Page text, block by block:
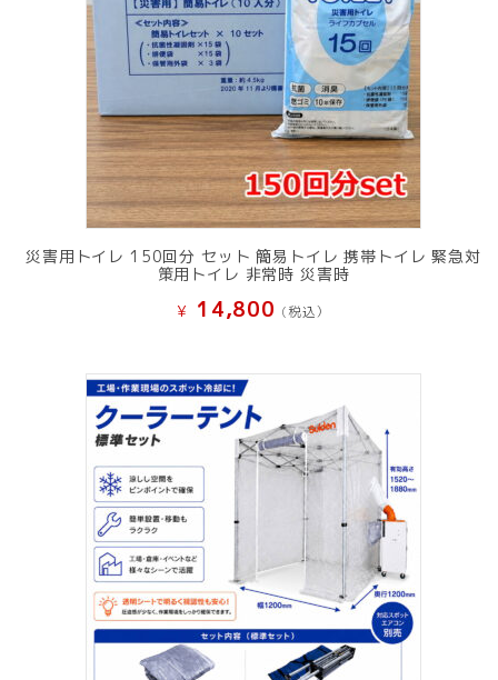
災害用トイレ 150回分 セット 簡易トイレ 携帯トイレ 緊急対
策用トイレ 非常時 災害時
¥ 14,800 (税込）